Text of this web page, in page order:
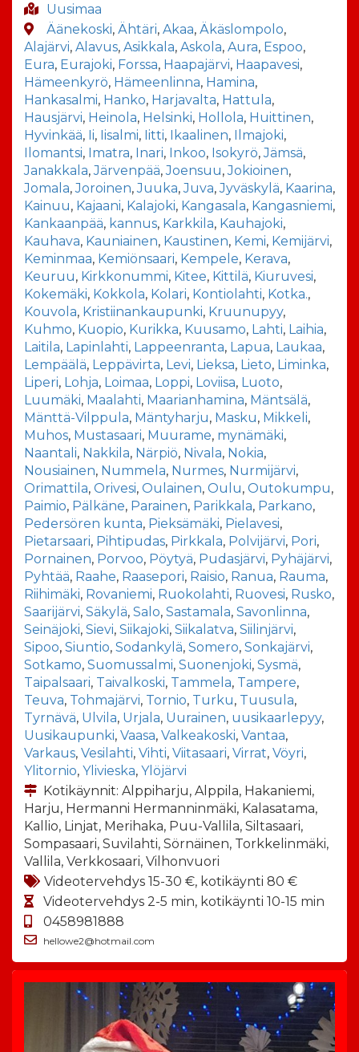
Uusimaa
Äänekoski, Ähtäri, Akaa, Äkäslompolo,
Alajärvi, Alavus, Asikkala, Askola, Aura, Espoo,
Eura, Eurajoki, Forssa, Haapajärvi, Haapavesi,
Hämeenkyrö, Hämeenlinna, Hamina,
Hankasalmi, Hanko, Harjavalta, Hattula,
Hausjärvi, Heinola, Helsinki, Hollola, Huittinen,
Hyvinkää, Ii, Iisalmi, Iitti, Ikaalinen, Ilmajoki,
Ilomantsi, Imatra, Inari, Inkoo, Isokyrö,Jämsä,
Janakkala,Järvenpää,Joensuu,Jokioinen,
Jomala,Joroinen,Juuka,Juva,Jyväskylä, Kaarina,
Kainuu, Kajaani, Kalajoki, Kangasala, Kangasniemi,
Kankaanpää, kannus, Karkkila, Kauhajoki,
Kauhava, Kauniainen, Kaustinen, Kemi, Kemijärvi,
Keminmaa, Kemiönsaari, Kempele, Kerava,
Keuruu, Kirkkonummi, Kitee, Kittilä, Kiuruvesi,
Kokemäki, Kokkola, Kolari, Kontiolahti, Kotka.,
Kouvola, Kristiinankaupunki, Kruunupyy,
Kuhmo, Kuopio, Kurikka, Kuusamo, Lahti, Laihia,
Laitila, Lapinlahti, Lappeenranta, Lapua, Laukaa,
Lempäälä, Leppävirta, Levi, Lieksa, Lieto, Liminka,
Liperi, Lohja, Loimaa, Loppi, Loviisa, Luoto,
Luumäki, Maalahti, Maarianhamina, Mäntsälä,
Mänttä-Vilppula, Mäntyharju, Masku, Mikkeli,
Muhos, Mustasaari, Muurame, mynämäki,
Naantali, Nakkila, Närpiö, Nivala, Nokia,
Nousiainen, Nummela, Nurmes, Nurmijärvi,
Orimattila, Orivesi, Oulainen, Oulu, Outokumpu,
Paimio, Pälkäne, Parainen, Parikkala, Parkano,
Pedersören kunta, Pieksämäki, Pielavesi,
Pietarsaari, Pihtipudas, Pirkkala, Polvijärvi, Pori,
Pornainen, Porvoo, Pöytyä, Pudasjärvi, Pyhäjärvi,
Pyhtää, Raahe, Raasepori, Raisio, Ranua, Rauma,
Riihimäki, Rovaniemi, Ruokolahti, Ruovesi, Rusko,
Saarijärvi, Säkylä, Salo, Sastamala, Savonlinna,
Seinäjoki, Sievi, Siikajoki, Siikalatva, Siilinjärvi,
Sipoo, Siuntio, Sodankylä, Somero, Sonkajärvi,
Sotkamo, Suomussalmi, Suonenjoki, Sysmä,
Taipalsaari, Taivalkoski, Tammela, Tampere,
Teuva, Tohmajärvi, Tornio, Turku, Tuusula,
Tyrnävä, Ulvila, Urjala, Uurainen, uusikaarlepyy,
Uusikaupunki, Vaasa, Valkeakoski, Vantaa,
Varkaus, Vesilahti, Vihti, Viitasaari, Virrat, Vöyri,
Ylitornio, Ylivieska, Ylöjärvi
Kotikäynnit: Alppiharju, Alppila, Hakaniemi,
Harju, Hermanni Hermanninmäki, Kalasatama,
Kallio, Linjat, Merihaka, Puu-Vallila, Siltasaari,
Sompasaari, Suvilahti, Sörnäinen, Torkkelinmäki,
Vallila, Verkkosaari, Vilhonvuori
Videotervehdys 15-30 €, kotikäynti 80 €
Videotervehdys 2-5 min, kotikäynti 10-15 min
0458981888
hellowe2@hotmail.com